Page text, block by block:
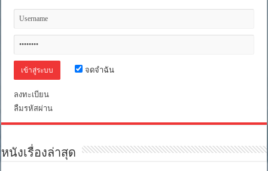
ไทย
2.0]
จดจำฉัน
ลงทะเบียน
ลืมรหัสผ่าน
หนังเรื่องล่าสุด